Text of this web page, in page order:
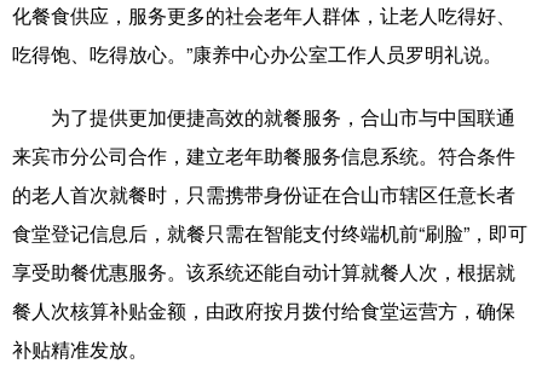
化餐食供应，服务更多的社会老年人群体，让老人吃得好、
吃得饱、吃得放心。”康养中心办公室工作人员罗明礼说。
为了提供更加便捷高效的就餐服务，合山市与中国联通
来宾市分公司合作，建立老年助餐服务信息系统。符合条件
的老人首次就餐时，只需携带身份证在合山市辖区任意长者
食堂登记信息后，就餐只需在智能支付终端机前“刷脸”，即可
享受助餐优惠服务。该系统还能自动计算就餐人次，根据就
餐人次核算补贴金额，由政府按月拨付给食堂运营方，确保
补贴精准发放。